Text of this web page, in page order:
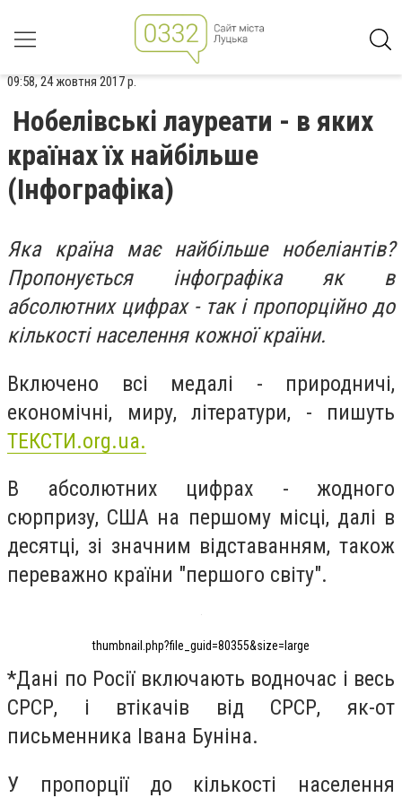
09:58, 24 жовтня 2017 р.
Нобелівські лауреати - в яких
країнах їх найбільше
(Інфографіка)
Яка країна має найбільше нобеліантів?
Пропонується інфографіка як в
абсолютних цифрах - так і пропорційно до
кількості населення кожної країни.
Включено всі медалі - природничі,
економічні, миру, літератури, - пишуть
ТЕКСТИ.org.ua.
В абсолютних цифрах - жодного
сюрпризу, США на першому місці, далі в
десятці, зі значним відставанням, також
переважно країни "першого світу".
thumbnail.php?file_guid=80355&size=large
*Дані по Росії включають водночас і весь
СРСР, і втікачів від СРСР, як-от
письменника Івана Буніна.
У пропорції до кількості населення